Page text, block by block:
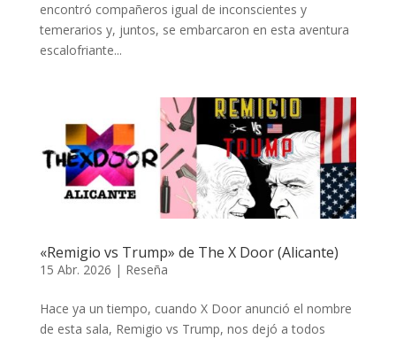
encontró compañeros igual de inconscientes y
temerarios y, juntos, se embarcaron en esta aventura
escalofriante...
«Remigio vs Trump» de The X Door (Alicante)
15 Abr. 2026 | Reseña
Hace ya un tiempo, cuando X Door anunció el nombre
de esta sala, Remigio vs Trump, nos dejó a todos